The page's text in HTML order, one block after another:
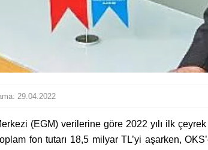
29.04.2022
(EGM) verilerine göre 2022 yılı ilk
fon tutarı 18,5 milyar TL’yi aşarken,